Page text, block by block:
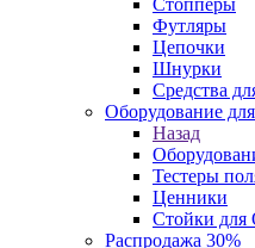
Стопперы
Футляры
Цепочки
Шнурки
Средства
Оборудование
Назад
Тестеры
Ценники
Стойки для
Распродажа 30%